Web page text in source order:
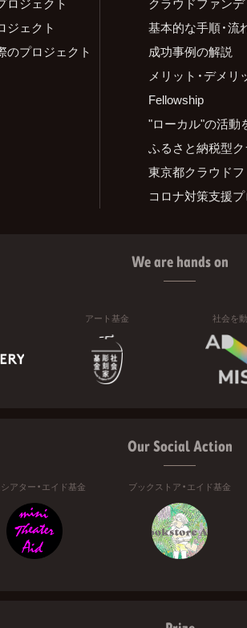
ジェクト
のプロジェクト
基本的な手順・流
成功事例の解説
メリット・デメリ
Fellowship
"ローカル"の活動
ふるさと納税型
東京都クラウド
コロナ対策支援
We are hands on
アート基金 社会を
Our Social Action
アター・エイド基金 ブックストア・エイド基金